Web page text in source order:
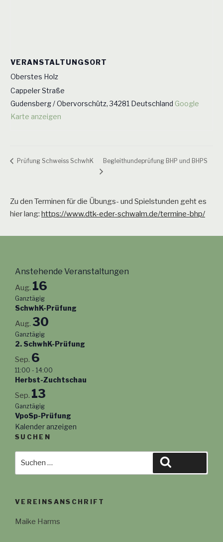
VERANSTALTUNGSORT
Oberstes Holz
Cappeler Straße
Gudensberg / Obervorschütz, 34281 Deutschland Google
Karte anzeigen
Prüfung Schweiss SchwhK Begleithundeprüfung BHP und BHPS
Zu den Terminen für die Übungs- und Spielstunden geht es
hier lang: https://www.dtk-eder-schwalm.de/termine-bhp/
Anstehende Veranstaltungen
Aug. 16
Ganztägig
SchwhK-Prüfung
Aug. 30
Ganztägig
2. SchwhK-Prüfung
Sep. 6
11:00 - 14:00
Herbst-Zuchtschau
Sep. 13
Ganztägig
VpoSp-Prüfung
Kalender anzeigen
SUCHEN
VEREINSANSCHRIFT
Maike Harms